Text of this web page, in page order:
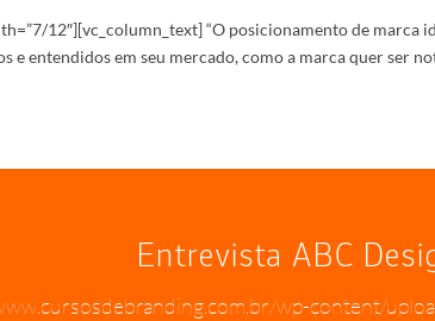
12″][vc_column_text] “O posicionamento de marca
e entendidos em seu mercado, como a marca quer ser
Entrevista ABC
wp-content/